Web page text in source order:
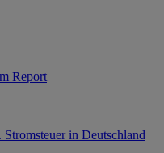
Report
in Deutschland